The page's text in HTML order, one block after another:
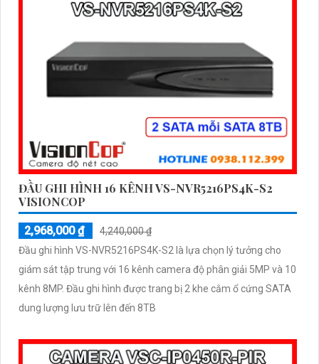
ĐẦU GHI HÌNH 16 KÊNH VS-NVR5216PS4K-S2
VISIONCOP
2,968,000 ₫
4,240,000 ₫
Đầu ghi hình VS-NVR5216PS4K-S2 là lựa chọn lý tưởng cho
giám sát tập trung với 16 kênh camera độ phân giải 5MP và 10
kênh 8MP. Đầu ghi hình được trang bị 2 khe cắm ổ cứng SATA
dung lượng lưu trữ lên đến 8TB